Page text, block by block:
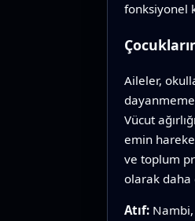
fonksiyonel
Aileler,
Vücut
emin
ve toplum
olarak daha
Atıf: